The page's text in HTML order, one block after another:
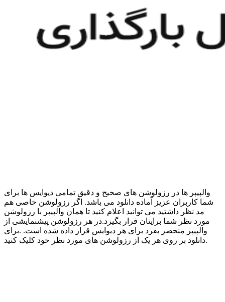
والپیپر ها در رزولوشن های صحیح و دقیق تمامی دیوایس ها برای
شما کاربران عزیز آماده دانلود می باشد. اگر رزولوشن خاصی هم
مد نظر داشتید می توانید اعلام کنید تا همان والپیپر با رزولوشن
مورد نظر شما برایتان قرار بگیرد.در هر رزولوشن پیشنمایشی از
والپیپر منحصر بفرد برای هر دیوایس قرار داده شده است. .برای
دانلود بر روی هر یک از رزولوشن های مورد نظر خود کلیک کنید.